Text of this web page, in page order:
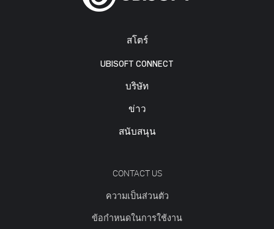
สโตร์
UBISOFT CONNECT
บริษัท
ข่าว
สนับสนุน
CONTACT US
ความเป็นส่วนตัว
ข้อกำหนดในการใช้งาน